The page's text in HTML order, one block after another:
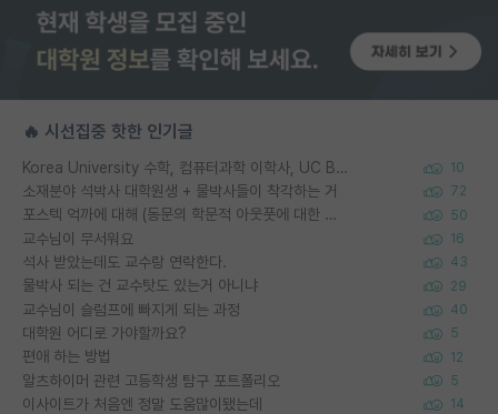
🔥 시선집중 핫한 인기글
Korea University 수학, 컴퓨터과학 이학사, UC Berkeley 산업공학 대학원 공학박사가 되는 것은 쉽지 않겠죠? 10
소재분야 석박사 대학원생 + 물박사들이 착각하는 거 72
포스텍 억까에 대해 (동문의 학문적 아웃풋에 대한 반박) 50
교수님이 무서워요 16
석사 받았는데도 교수랑 연락한다. 43
물박사 되는 건 교수탓도 있는거 아니냐 29
교수님이 슬럼프에 빠지게 되는 과정 40
대학원 어디로 가야할까요? 5
편애 하는 방법 12
알츠하이머 관련 고등학생 탐구 포트폴리오 5
이사이트가 처음엔 정말 도움많이됐는데 14